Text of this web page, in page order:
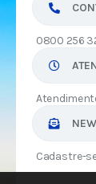
0800 256
Cadastre-